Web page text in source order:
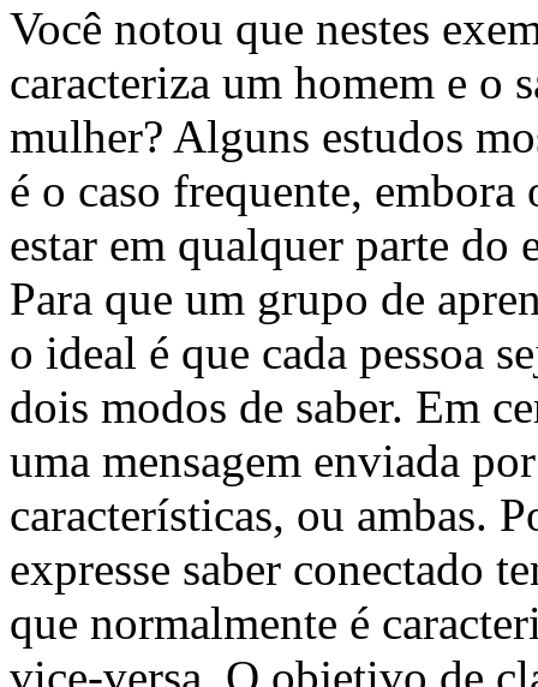
Você notou que nestes
caracteriza um homem e o
mulher? Alguns estudos
é o caso frequente, embora
estar em qualquer parte do
Para que um grupo de
o ideal é que cada pessoa
dois modos de saber. Em
uma mensagem enviada
características, ou ambas.
expresse saber conectado
que normalmente é
vice-versa. O objetivo de